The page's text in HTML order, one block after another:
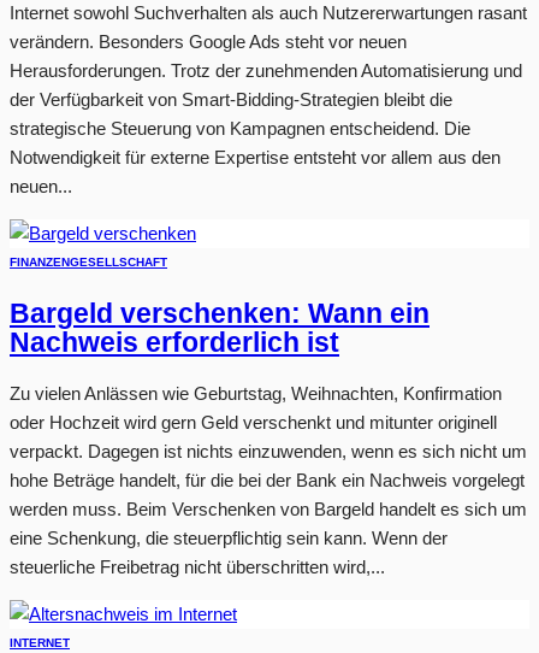
Internet sowohl Suchverhalten als auch Nutzererwartungen rasant
verändern. Besonders Google Ads steht vor neuen
Herausforderungen. Trotz der zunehmenden Automatisierung und
der Verfügbarkeit von Smart-Bidding-Strategien bleibt die
strategische Steuerung von Kampagnen entscheidend. Die
Notwendigkeit für externe Expertise entsteht vor allem aus den
neuen...
FINANZENGESELLSCHAFT
Bargeld verschenken: Wann ein
Nachweis erforderlich ist
Zu vielen Anlässen wie Geburtstag, Weihnachten, Konfirmation
oder Hochzeit wird gern Geld verschenkt und mitunter originell
verpackt. Dagegen ist nichts einzuwenden, wenn es sich nicht um
hohe Beträge handelt, für die bei der Bank ein Nachweis vorgelegt
werden muss. Beim Verschenken von Bargeld handelt es sich um
eine Schenkung, die steuerpflichtig sein kann. Wenn der
steuerliche Freibetrag nicht überschritten wird,...
INTERNET